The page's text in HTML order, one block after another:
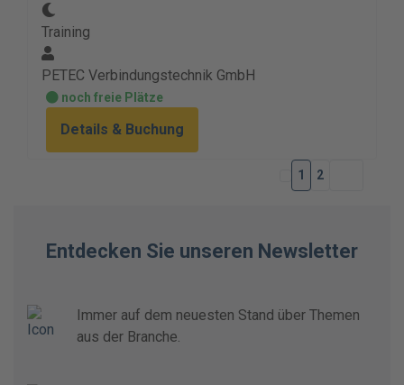
Training
PETEC Verbindungstechnik GmbH
noch freie Plätze
Details & Buchung
1 2
Entdecken Sie unseren Newsletter
Immer auf dem neuesten Stand über Themen
aus der Branche.